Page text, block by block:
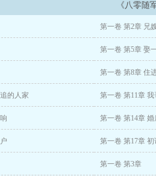
《八零随
第一卷 第2章 兄
第一卷 第5章 娶
第一卷 第8章 住
的人家 第一卷 第11章
第一卷 第14章
第一卷 第17章 初
第一卷 第3章